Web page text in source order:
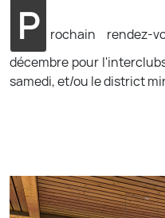
P
rochain
décembre pour
samedi, et/ou le district